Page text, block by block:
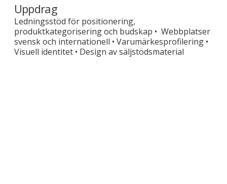
Uppdrag
Ledningsstöd för positionering,
produktkategorisering och budskap • Webbplatser
svensk och internationell • Varumärkesprofilering •
Visuell identitet • Design av säljstödsmaterial